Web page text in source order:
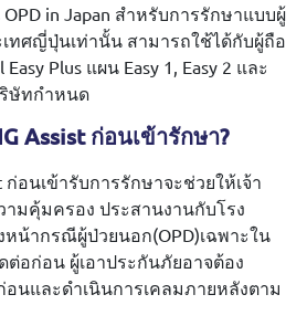
OPD in Japan สำหรับการรักษาแบบผู้
เทศญี่ปุ่นเท่านั้น สามารถใช้ได้กับผู้ถือ
Plus แผน Easy 1, Easy 2 และ
ริษัทกำหนด
Assist ก่อนเข้ารักษา?
ก่อนเข้ารับการรักษาจะช่วยให้เจ้า
มคุ้มครอง ประสานงานกับโรง
น้ากรณีผู้ป่วยนอก(OPD)เฉพาะใน
อก่อน ผู้เอาประกันภัยอาจต้อง
อนและดำเนินการเคลมภายหลังตาม